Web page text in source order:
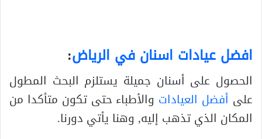
افضل عيادات اسنان في الرياض:
الحصول على أسنان جميلة يستلزم البحث المطول
على أفضل العيادات والأطباء حتى تكون متأكدا من
المكان الذي تذهب إليه, وهنا يأتي دورنا.